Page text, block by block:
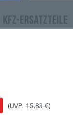
KFZ-ERSATZTEILE
(UVP:15,83 €)